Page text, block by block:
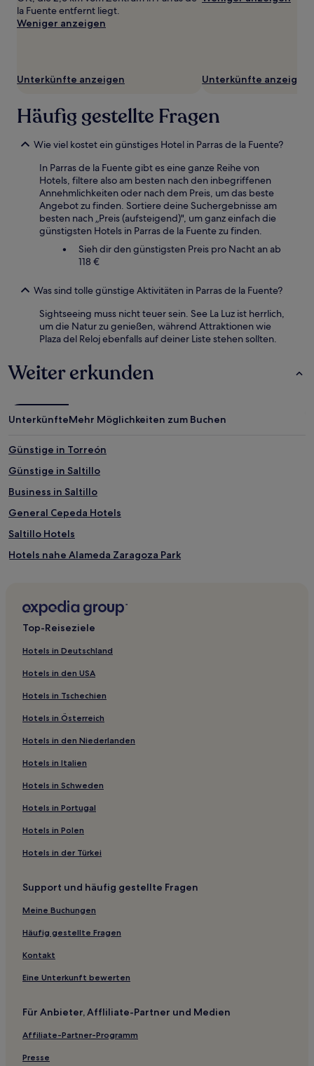
sich
ändern.
gelten.
la Fuente entfernt liegt.
Weniger anzeigen
Unterkünfte anzeigen Unterkünfte anzeigen
Häufig gestellte Fragen
Wie viel kostet ein günstiges Hotel in Parras de la Fuente?
In Parras de la Fuente gibt es eine ganze Reihe von
Hotels, filtere also am besten nach den inbegriffenen
Annehmlichkeiten oder nach dem Preis, um das beste
Angebot zu finden. Sortiere deine Suchergebnisse am
besten nach „Preis (aufsteigend)", um ganz einfach die
günstigsten Hotels in Parras de la Fuente zu finden.
Sieh dir den günstigsten Preis pro Nacht an ab
118 €
Was sind tolle günstige Aktivitäten in Parras de la Fuente?
Sightseeing muss nicht teuer sein. See La Luz ist herrlich,
um die Natur zu genießen, während Attraktionen wie
Plaza del Reloj ebenfalls auf deiner Liste stehen sollten.
Weiter erkunden
UnterkünfteMehr Möglichkeiten zum Buchen
Günstige in Torreón
Günstige in Saltillo
Business in Saltillo
General Cepeda Hotels
Saltillo Hotels
Hotels nahe Alameda Zaragoza Park
Hotels nahe Dunas de Bilbao
Hotels nahe Galerías Saltillo
Top-Reiseziele
Hotels in Deutschland
Hotels in den USA
Hotels in Tschechien
Hotels in Österreich
Hotels in den Niederlanden
Hotels in Italien
Hotels in Schweden
Hotels in Portugal
Hotels in Polen
Hotels in der Türkei
Support und häufig gestellte Fragen
Meine Buchungen
Häufig gestellte Fragen
Kontakt
Eine Unterkunft bewerten
Für Anbieter, Affliliate-Partner und Medien
Affiliate-Partner-Programm
Presse